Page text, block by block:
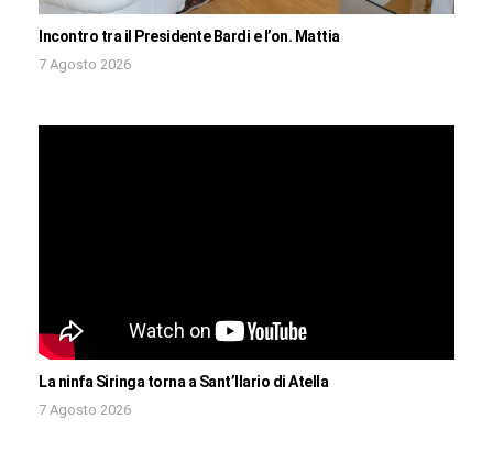
Incontro tra il Presidente Bardi e l’on. Mattia
7 Agosto 2026
La ninfa Siringa torna a Sant’Ilario di Atella
7 Agosto 2026